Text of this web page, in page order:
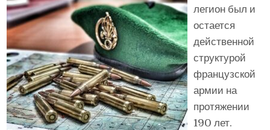
легион был и
остается
действенной
структурой
французской
армии на
протяжении
190 лет.